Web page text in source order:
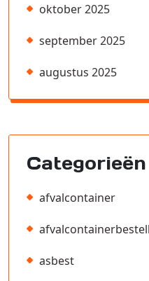
oktober 2025
september 2025
augustus 2025
Categorieën
afvalcontainer
asbest